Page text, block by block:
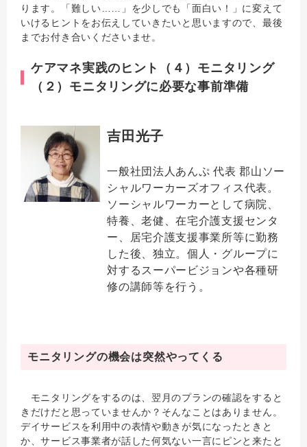
ります。「難しい……」を少しでも「面白い！」に変えて
いけるヒントをお伝えしていきたいと思いますので、最後
までお付き合いくださいませ。
ケアマネ実践のヒント（４）モニタリング
（２）モニタリングに必要な事前準備
吉田光子
一般社団法人あんぷ 代表 郡山ソー
シャルワーカーズオフィス代表。
ソーシャルワーカーとして病院、
特養、老健、在宅介護支援センタ
ー、居宅介護支援事業所等に勤務
した後、独立。個人・グループに
対するスーパービジョンや各種研
修の講師等を行う。
モニタリングの機会は突然やってくる
モニタリングをするのは、翌月のプランの確認をすると
きだけだと思っていませんか？そんなことはありません。
デイサービスを利用中の表情や動きが気になったときと
か、サービス事業者が話した何気ない一言にピンと来たと